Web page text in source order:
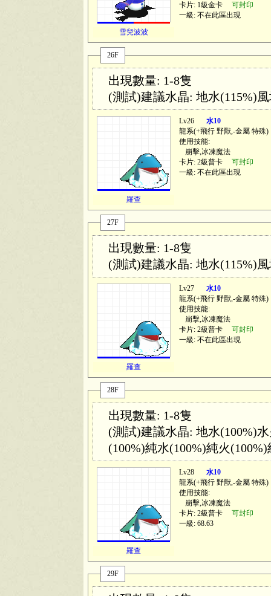
雪兒波波
卡片: 1級金卡 可封印
一級: 不在此區出現
26F
出現數量: 1-8隻
(測試)建議水晶: 地水(115%)
羅查
Lv26
水10
龍系(+飛行 野獸,-金屬 特殊)
使用技能:
崩擊,冰凍魔法
卡片: 2級普卡 可封印
一級: 不在此區出現
27F
出現數量: 1-8隻
(測試)建議水晶: 地水(115%)
羅查
Lv27
水10
龍系(+飛行 野獸,-金屬 特殊)
使用技能:
崩擊,冰凍魔法
卡片: 2級普卡 可封印
一級: 不在此區出現
28F
出現數量: 1-8隻
(測試)建議水晶: 地水(100%)
(100%)純水(100%)純火
羅查
Lv28
水10
龍系(+飛行 野獸,-金屬 特殊)
使用技能:
崩擊,冰凍魔法
卡片: 2級普卡 可封印
一級: 68.63
29F